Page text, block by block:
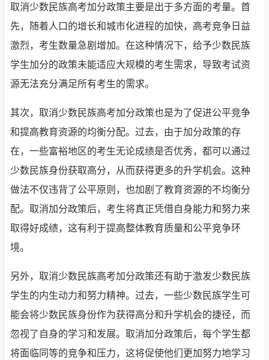
取消少数民族高考加分政策主要是出于多方面的考量。首
先，随着人口的增长和城市化进程的加快，高考竞争日益
激烈，考生数量急剧增加。在这种情况下，给予少数民族
学生加分的政策未能适应大规模的考生需求，导致考试资
源无法充分满足所有考生的需求。
其次，取消少数民族高考加分政策也是为了促进公平竞争
和提高教育资源的均衡分配。过去，由于加分政策的存
在，一些富裕地区的考生无论成绩是否优秀，都可以通过
少数民族身份获取高分，从而获得更多的升学机会。这种
做法不仅违背了公平原则，也加剧了教育资源的不均衡分
配。取消加分政策后，考生将真正凭借自身能力和努力来
取得好成绩，这有利于提高整体教育质量和公平竞争环
境。
另外，取消少数民族高考加分政策还有助于激发少数民族
学生的内生动力和努力精神。过去，一些少数民族学生可
能会将少数民族身份作为获得高分和升学机会的捷径，而
忽视了自身的学习和发展。取消加分政策后，每个学生都
将面临同等的竞争和压力，这将促使他们更加努力地学习